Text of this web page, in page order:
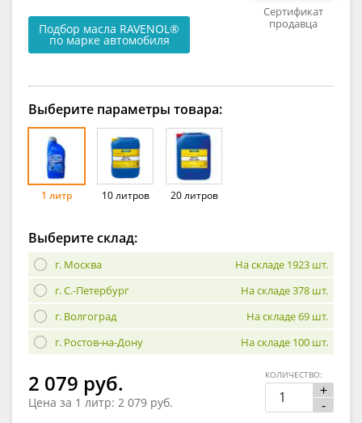
Подбор масла RAVENOL®
по марке автомобиля
Сертификат
продавца
Выберите параметры товара:
1 литр 10 литров 20 литров
Выберите склад:
г. Москва
На складе 1923 шт.
г. С.-Петербург
На складе 378 шт.
г. Волгоград
На складе 69 шт.
г. Ростов-на-Дону
На складе 100 шт.
2 079 руб.
Цена за 1 литр: 2 079 руб.
+
-
КОЛИЧЕСТВО: